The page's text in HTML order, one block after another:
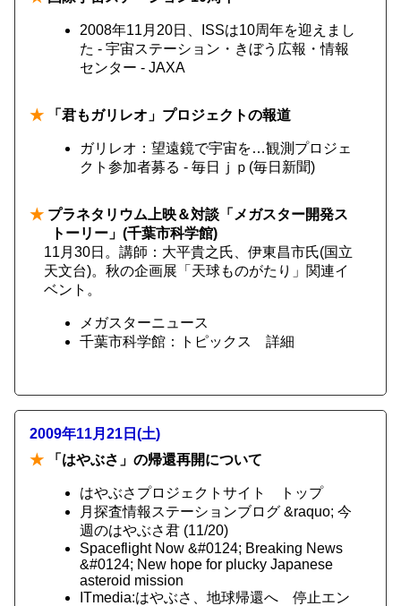
2008年11月20日、ISSは10周年を迎えまし
た - 宇宙ステーション・きぼう広報・情報
センター - JAXA
★ 「君もガリレオ」プロジェクトの報道
ガリレオ：望遠鏡で宇宙を…観測プロジェ
クト参加者募る - 毎日ｊｐ(毎日新聞)
★ プラネタリウム上映＆対談「メガスター開発ス
トーリー」(千葉市科学館)
11月30日。講師：大平貴之氏、伊東昌市氏(国立
天文台)。秋の企画展「天球ものがたり」関連イ
ベント。
メガスターニュース
千葉市科学館：トピックス 詳細
2009年11月21日(土)
★ 「はやぶさ」の帰還再開について
はやぶさプロジェクトサイト トップ
月探査情報ステーションブログ &raquo; 今
週のはやぶさ君 (11/20)
Spaceflight Now &#0124; Breaking News
&#0124; New hope for plucky Japanese
asteroid mission
ITmedia:はやぶさ、地球帰還へ 停止エン